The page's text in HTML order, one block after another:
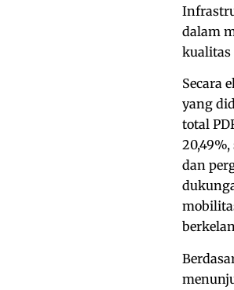
dalam
kualitas
Secara
yang
total
dan